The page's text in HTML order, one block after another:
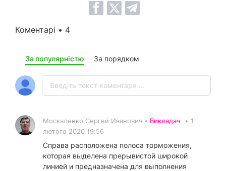
Коментарі • 4
За популярністю За порядком
Москаленко Сергей Иванович • Викладач • 1
лютого 2020 19:56
Справа расположена полоса торможения,
которая выделена прерывистой широкой
линией и предназначена для выполнения